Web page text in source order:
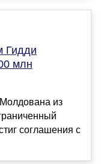
Гидди
млн
из
соглашения с